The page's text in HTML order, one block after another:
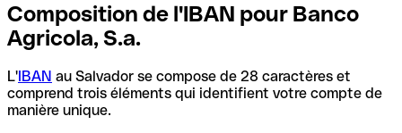
Composition de l'IBAN pour Banco
Agricola, S.a.
L'IBAN au Salvador se compose de 28 caractères et
comprend trois éléments qui identifient votre compte de
manière unique.